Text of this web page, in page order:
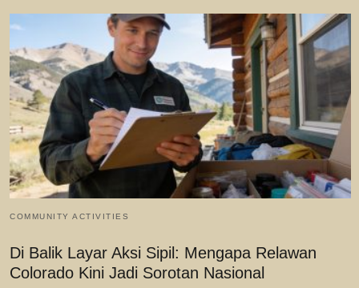
COMMUNITY ACTIVITIES
Di Balik Layar Aksi Sipil: Mengapa Relawan
Colorado Kini Jadi Sorotan Nasional